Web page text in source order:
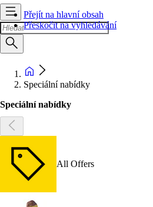
Přejít na hlavní obsah
Přeskočit na vyhledávání
Speciální nabídky
Speciální nabídky
All Offers